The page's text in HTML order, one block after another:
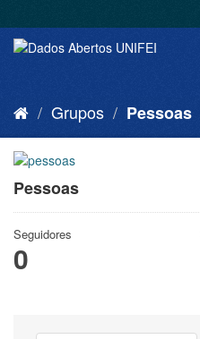
Grupos Pessoas
Pessoas
Seguidores
0